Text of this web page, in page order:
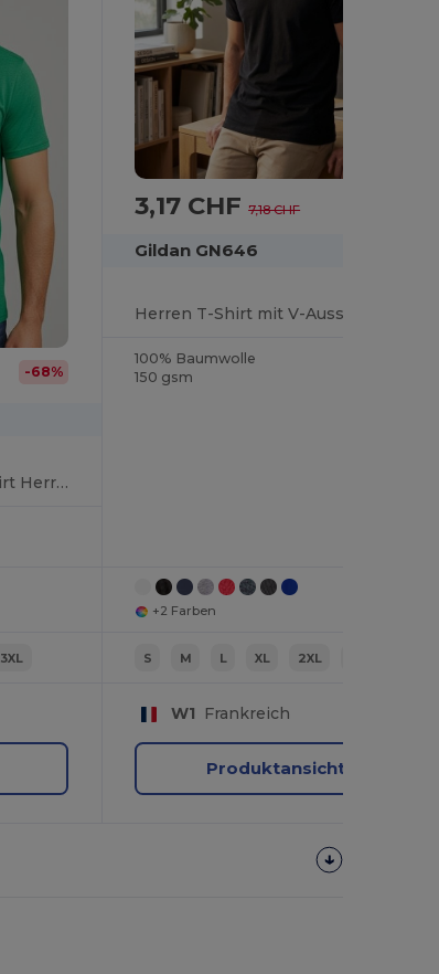
-68%
Softstyle® Baumwoll-T-Shirt Herren
3XL
3,17 CHF7,18 CHF
Gildan GN646
100% Baumwolle
150 gsm
+2 Farben
S M L XL 2XL
W1 Frankreich
Produktansicht